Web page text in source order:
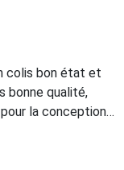
colis bon état et
bonne qualité,
la conception